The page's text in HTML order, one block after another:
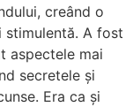
creând o
stimulentă. A fost
aspectele mai
secretele și
Era ca și